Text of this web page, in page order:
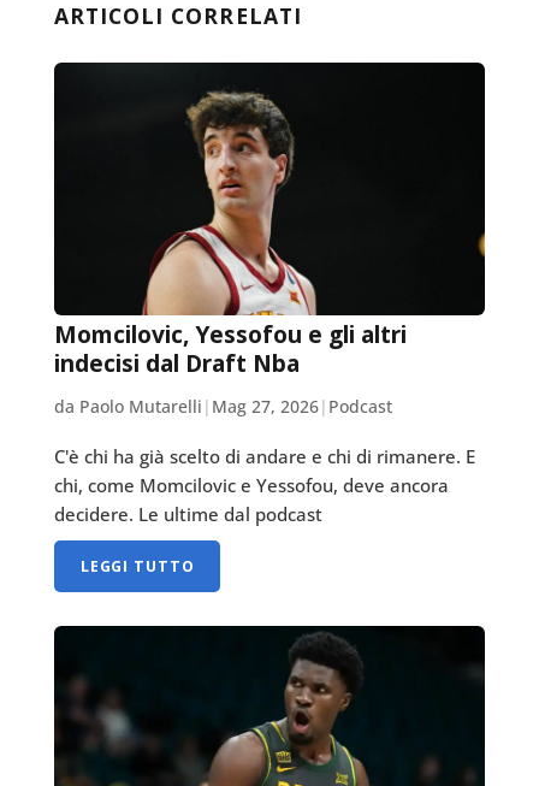
ARTICOLI CORRELATI
Momcilovic, Yessofou e gli altri
indecisi dal Draft Nba
da Paolo Mutarelli | Mag 27, 2026| Podcast
C'è chi ha già scelto di andare e chi di rimanere. E
chi, come Momcilovic e Yessofou, deve ancora
decidere. Le ultime dal podcast
LEGGI TUTTO